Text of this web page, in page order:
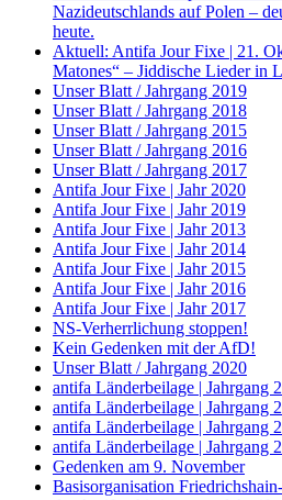
Nazideutschlands auf Polen –
heute.
Aktuell: Antifa Jour Fixe | 21.
Matones“ – Jiddische Lieder in
Unser Blatt / Jahrgang 2019
Unser Blatt / Jahrgang 2018
Unser Blatt / Jahrgang 2015
Unser Blatt / Jahrgang 2016
Unser Blatt / Jahrgang 2017
Antifa Jour Fixe | Jahr 2020
Antifa Jour Fixe | Jahr 2019
Antifa Jour Fixe | Jahr 2013
Antifa Jour Fixe | Jahr 2014
Antifa Jour Fixe | Jahr 2015
Antifa Jour Fixe | Jahr 2016
Antifa Jour Fixe | Jahr 2017
NS-Verherrlichung stoppen!
Kein Gedenken mit der AfD!
Unser Blatt / Jahrgang 2020
antifa Länderbeilage | Jahrgang
antifa Länderbeilage | Jahrgang
antifa Länderbeilage | Jahrgang
antifa Länderbeilage | Jahrgang
Gedenken am 9. November
Basisorganisation